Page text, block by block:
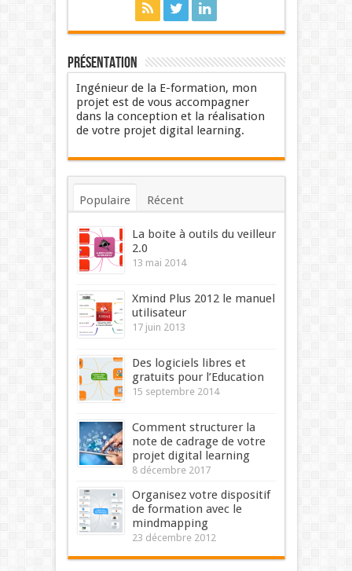
Présentation
Ingénieur de la E-formation, mon
projet est de vous accompagner
dans la conception et la réalisation
de votre projet digital learning.
Populaire Récent
Commentaires Mots-clés
La boite à outils du veilleur
2.0
13 mai 2014
Xmind Plus 2012 le manuel
utilisateur
17 juin 2013
Des logiciels libres et
gratuits pour l’Education
15 septembre 2014
Comment structurer la
note de cadrage de votre
projet digital learning
8 décembre 2017
Organisez votre dispositif
de formation avec le
mindmapping
23 décembre 2012